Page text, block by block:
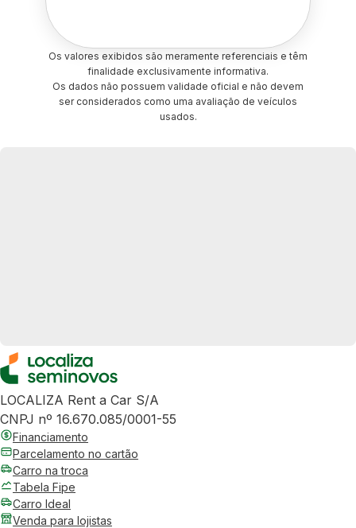
Os valores exibidos são meramente referenciais e têm
finalidade exclusivamente informativa.
Os dados não possuem validade oficial e não devem
ser considerados como uma avaliação de veículos
usados.
LOCALIZA Rent a Car S/A
CNPJ nº 16.670.085/0001-55
Financiamento
Parcelamento no cartão
Carro na troca
Tabela Fipe
Carro Ideal
Venda para lojistas